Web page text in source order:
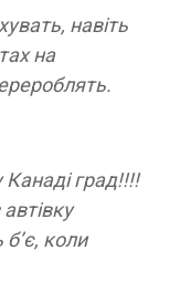
навіть
на
град!!!!
автівку
коли